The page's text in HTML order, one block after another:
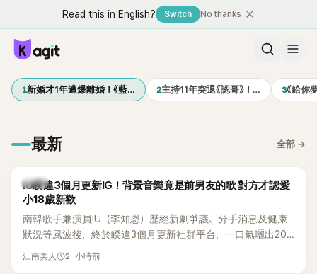
Read this in English? Switch No thanks
1新婚才1年遭爆離婚！《藍… 2主持11年突退《認哥》！… 3《給你
最新 全部 →
韓星
IU睽違3個月更新IG！背景音樂竟是前男友的歌 對方才認愛
小18歲新歡
南韓歌手兼演員IU（李知恩）歷經新劇爭議、分手消息及健康
狀況等風波後，終於睽違3個月更新社群平台，一口氣曬出20
張近況照，讓大批粉絲又驚又喜。不過，比起照片本身，更引
江南美人 2 小時前